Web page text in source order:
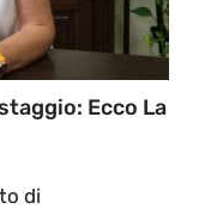
Ecco La
di